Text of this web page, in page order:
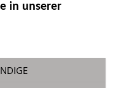
Kabine
in unserer